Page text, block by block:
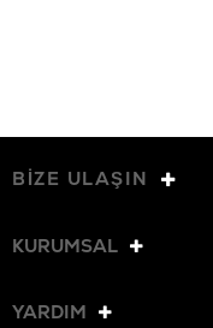
BİZE ULAŞIN
KURUMSAL
YARDIM